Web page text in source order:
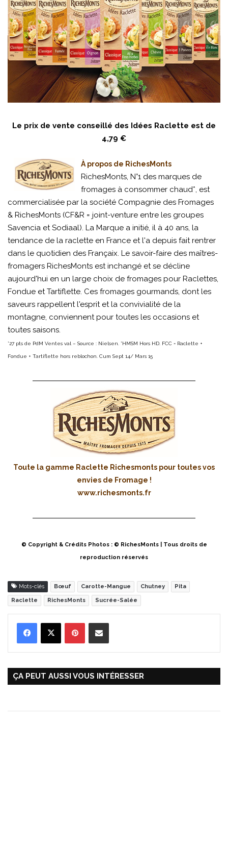
Le prix de vente conseillé des Idées Raclette est de
4,79 €
À propos de RichesMonts
RichesMonts, N°1 des marques de
fromages à consommer chaud*, est
commercialisée par la société Compagnie des Fromages
& RichesMonts (CF&R = joint-venture entre les groupes
Savencia et Sodiaal). La Marque a initié, il à 40 ans, la
tendance de la raclette en France et l'a depuis fait rentrer
dans le quotidien des Françaix. Le savoir-faire des maîtres-
fromagers RichesMonts est inchangé et se décline
aujourd'hui en un large choix de fromages pour Raclettes,
Fondue et Tartiflette. Ces fromages gourmands, dont les
saveurs rappellent l'esprit et la convivialité de la
montagne, conviennent pour toutes les occasions et
toutes saisons.
*27 pts de PdM Ventes val – Source : Nielsen. *HMSM Hors HD. FCC = Raclette +
Fondue + Tartiflette hors reblochon. Cum Sept 14/ Mars 15
Toute la gamme Raclette Richesmonts pour toutes vos
envies de Fromage !
www.richesmonts.fr
© Copyright & Crédits Photos : © RichesMonts | Tous droits de
reproduction réservés
Mots-clés Bœuf Carotte-Mangue Chutney Pita
Raclette RichesMonts Sucrée-Salée
ÇA PEUT AUSSI VOUS INTÉRESSER